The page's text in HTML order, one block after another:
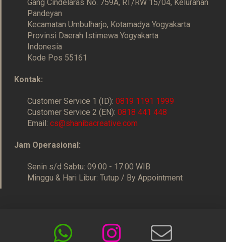
Gang Cindelaras No. 759A, RT/RW 15/04, Kelurahan
Pandeyan
Kecamatan Umbulharjo, Kotamadya Yogyakarta
Provinsi Daerah Istimewa Yogyakarta
Indonesia
Kode Pos 55161
Kontak:
Customer Service 1 (ID):0819 1191 1999
Customer Service 2 (EN):0818 441 448
Email:cs@shanibacreative.com
Jam Operasional:
Senin s/d Sabtu: 09.00 - 17.00 WIB
Minggu & Hari Libur: Tutup / By Appointment